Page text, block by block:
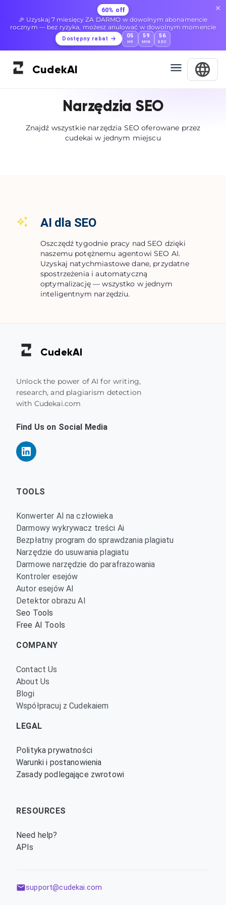
60% off
🎉 Uzyskaj 7 miesięcy ZA DARMO w dowolnym abonamencie
rocznym — bez ryzyka, możesz anulować w dowolnym momencie
Dostępny rabat 05
HR
59
MIN
56
SEC
CudekAI
Narzędzia SEO
Znajdź wszystkie narzędzia SEO oferowane przez
cudekai w jednym miejscu
AI dla SEO
Oszczędź tygodnie pracy nad SEO dzięki
naszemu potężnemu agentowi SEO AI.
Uzyskaj natychmiastowe dane, przydatne
spostrzeżenia i automatyczną
optymalizację — wszystko w jednym
inteligentnym narzędziu.
CudekAI
Unlock the power of AI for writing,
research, and plagiarism detection
with Cudekai.com
Find Us on Social Media
TOOLS
Konwerter AI na człowieka
Darmowy wykrywacz treści Ai
Bezpłatny program do sprawdzania plagiatu
Narzędzie do usuwania plagiatu
Darmowe narzędzie do parafrazowania
Kontroler esejów
Autor esejów AI
Detektor obrazu AI
Seo Tools
Free AI Tools
COMPANY
Contact Us
About Us
Blogi
Współpracuj z Cudekaiem
LEGAL
Polityka prywatności
Warunki i postanowienia
Zasady podlegające zwrotowi
RESOURCES
Need help?
APIs
support@cudekai.com